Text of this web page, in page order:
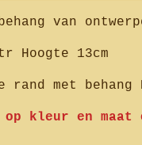
van
Hoogte 13cm
rand met behang
kleur en